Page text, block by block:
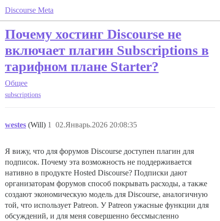
Discourse Meta
Почему хостинг Discourse не
включает плагин Subscriptions в
тарифном плане Starter?
Общее
subscriptions
westes (Will) 02.Январь.2026 20:08:35
1
Я вижу, что для форумов Discourse доступен плагин для
подписок. Почему эта возможность не поддерживается
нативно в продукте Hosted Discourse? Подписки дают
организаторам форумов способ покрывать расходы, а также
создают экономическую модель для Discourse, аналогичную
той, что использует Patreon. У Patreon ужасные функции для
обсуждений, и для меня совершенно бессмысленно